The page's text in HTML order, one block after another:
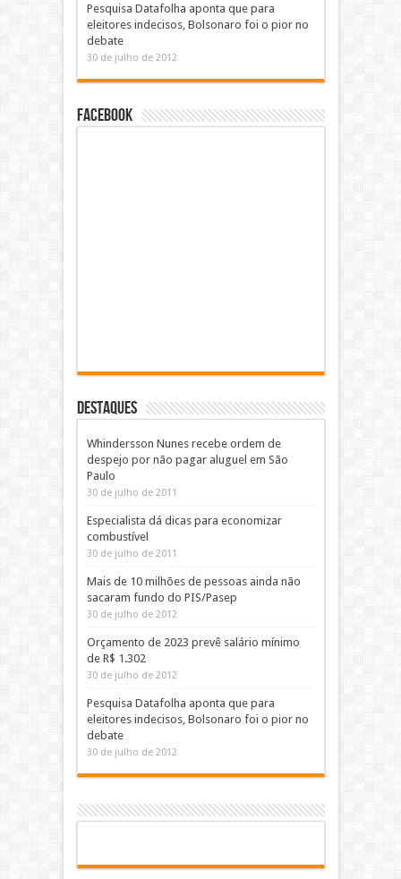
Pesquisa Datafolha aponta que para
eleitores indecisos, Bolsonaro foi o pior no
debate
30 de julho de 2012
Facebook
DESTAQUES
Whindersson Nunes recebe ordem de
despejo por não pagar aluguel em São
Paulo
30 de julho de 2011
Especialista dá dicas para economizar
combustível
30 de julho de 2011
Mais de 10 milhões de pessoas ainda não
sacaram fundo do PIS/Pasep
30 de julho de 2012
Orçamento de 2023 prevê salário mínimo
de R$ 1.302
30 de julho de 2012
Pesquisa Datafolha aponta que para
eleitores indecisos, Bolsonaro foi o pior no
debate
30 de julho de 2012